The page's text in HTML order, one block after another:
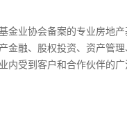
业协会备案的专业房地产
金融、股权投资、资产管
受到客户和合作伙伴的广